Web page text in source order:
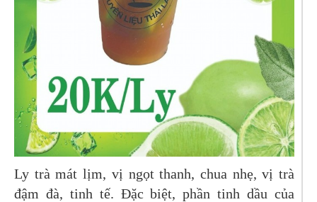
Ly trà mát lịm, vị ngọt thanh, chua nhẹ, vị trà
đậm đà, tinh tế. Đặc biệt, phần tinh dầu của